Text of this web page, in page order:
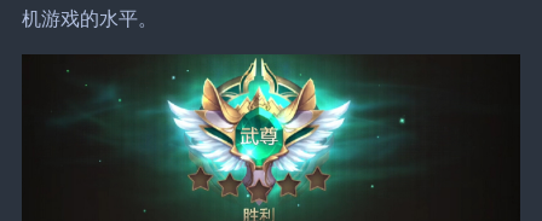
机游戏的水平。